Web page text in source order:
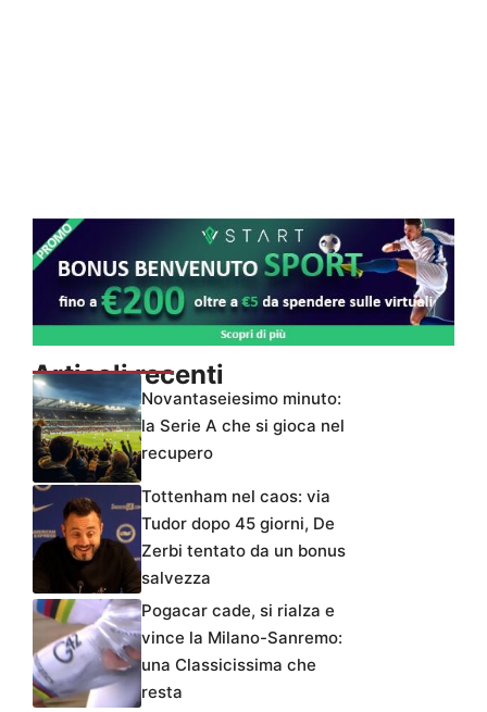
Articoli recenti
Novantaseiesimo minuto:
la Serie A che si gioca nel
recupero
Tottenham nel caos: via
Tudor dopo 45 giorni, De
Zerbi tentato da un bonus
salvezza
Pogacar cade, si rialza e
vince la Milano-Sanremo:
una Classicissima che
resta